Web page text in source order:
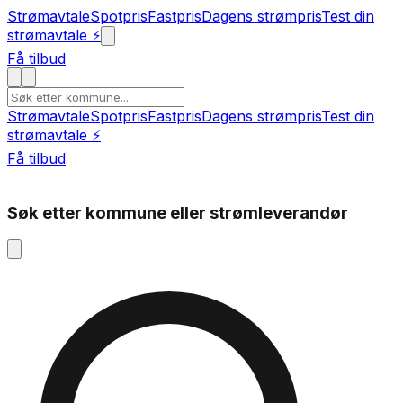
StrømavtaleSpotprisFastprisDagens strømprisTest din
strømavtale ⚡
Få tilbud
StrømavtaleSpotprisFastprisDagens strømprisTest din
strømavtale ⚡
Få tilbud
Søk etter kommune eller strømleverandør